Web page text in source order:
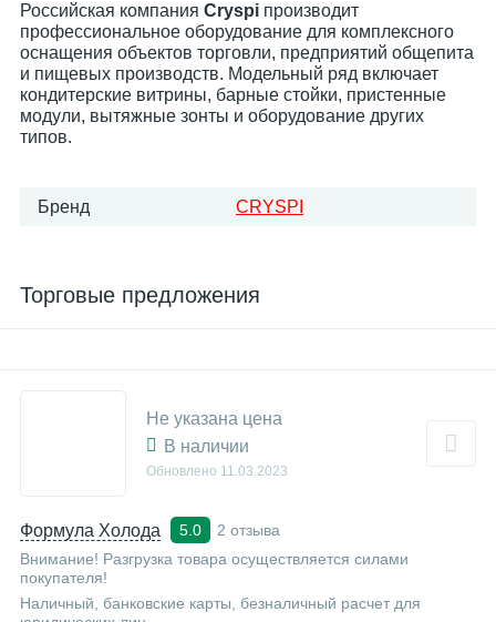
Российская компания Cryspi производит
профессиональное оборудование для комплексного
оснащения объектов торговли, предприятий общепита
и пищевых производств. Модельный ряд включает
кондитерские витрины, барные стойки, пристенные
модули, вытяжные зонты и оборудование других
типов.
Бренд CRYSPI
Торговые предложения
Формула Холода 5.0
2 отзыва
Внимание! Разгрузка товара осуществляется силами
покупателя!
Наличный, банковские карты, безналичный расчет для
Не указана цена
В наличии
Обновлено 11.03.2023